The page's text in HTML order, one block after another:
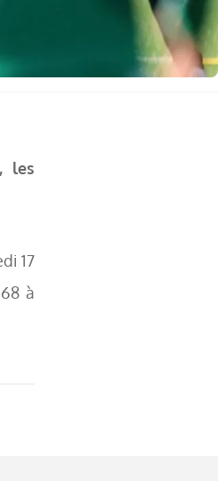
les
17
à